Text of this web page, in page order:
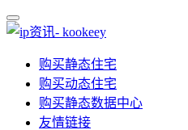
购买静态住宅
购买动态住宅
购买静态数据中心
友情链接